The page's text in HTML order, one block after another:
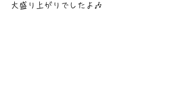
大盛り上がりでしたよ🎶